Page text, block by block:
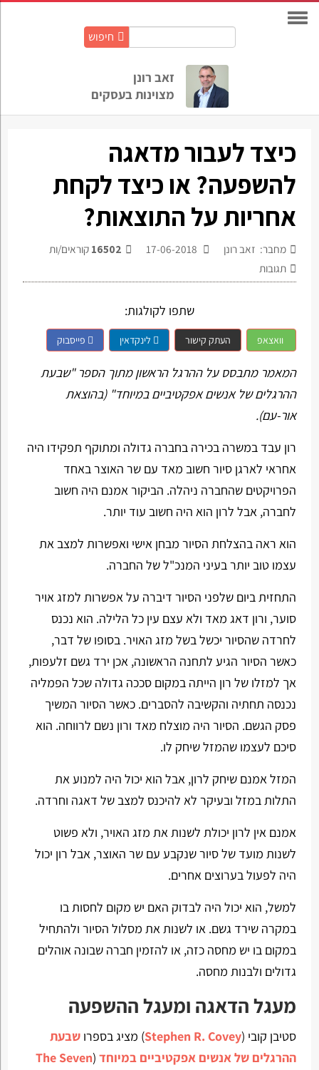
חיפוש
זאב רונן
מצוינות בעסקים
כיצד לעבור מדאגה
להשפעה? או כיצד לקחת
אחריות על התוצאות?
מחבר: זאב רונן 16502 קוראים/ות
תגובות
שתפו לקולגות:
וואצאפ העתק קישור לינקדאין פייסבוק
המאמר מתבסס על ההרגל הראשון מתוך הספר "שבעת
ההרגלים של אנשים אפקטיביים במיוחד" (בהוצאת
אור-עם).
רון עבד במשרה בכירה בחברה גדולה ומתוקף תפקידו היה
אחראי לארגן סיור חשוב מאד עם שר האוצר באחד
הפרויקטים שהחברה ניהלה. הביקור אמנם היה חשוב
לחברה, אבל לרון הוא היה חשוב עוד יותר.
הוא ראה בהצלחת הסיור מבחן אישי ואפשרות למצב את
עצמו טוב יותר בעיני המנכ"ל של החברה.
התחזית ביום שלפני הסיור דיברה על אפשרות למזג אויר
סוער, ורון דאג מאד ולא עצם עין כל הלילה. הוא נכנס
לחרדה שהסיור יכשל בשל מזג האויר. בסופו של דבר,
כאשר הסיור הגיע לתחנה הראשונה, אכן ירד גשם זלעפות,
אך למזלו של רון הייתה במקום סככה גדולה שכל הפמליה
נכנסה תחתיה והקשיבה להסברים. כאשר הסיור המשיך
פסק הגשם. הסיור היה מוצלח מאד ורון נשם לרווחה. הוא
סיכם לעצמו שהמזל שיחק לו.
המזל אמנם שיחק לרון, אבל הוא יכול היה למנוע את
התלות במזל ובעיקר לא להיכנס למצב של דאגה וחרדה.
אמנם אין לרון יכולת לשנות את מזג האויר, ולא פשוט
לשנות מועד של סיור שנקבע עם שר האוצר, אבל רון יכול
היה לפעול בערוצים אחרים.
למשל, הוא יכול היה לבדוק האם יש מקום לחסות בו
במקרה שירד גשם. או לשנות את מסלול הסיור ולהתחיל
במקום בו יש מחסה כזה, או להזמין חברה שבונה אוהלים
גדולים ולבנות מחסה.
מעגל הדאגה ומעגל ההשפעה
סטיבן קובי (Stephen R. Covey) מציג בספרו שבעת
ההרגלים של אנשים אפקטיביים במיוחד(
The Seven